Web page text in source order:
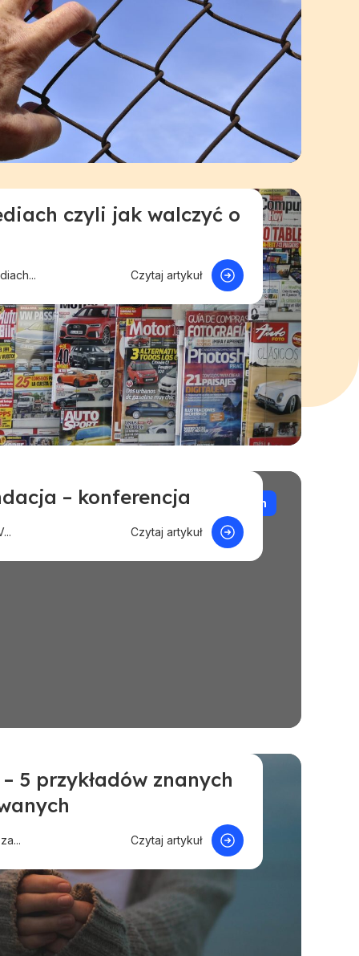
Pomoc dla twórców
czyli jak walczyć o
Czytaj artykuł
Pomoc przy ubezpieczeniach i wypadkach
– konferencja
Czytaj artykuł
Polecane
Pomoc dla twórców
5 przykładów znanych
Czytaj artykuł